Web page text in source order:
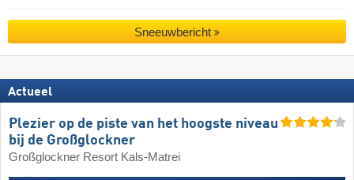
Sneeuwbericht
Actueel
Plezier op de piste van het hoogste niveau
bij de Großglockner
Großglockner Resort Kals-Matrei